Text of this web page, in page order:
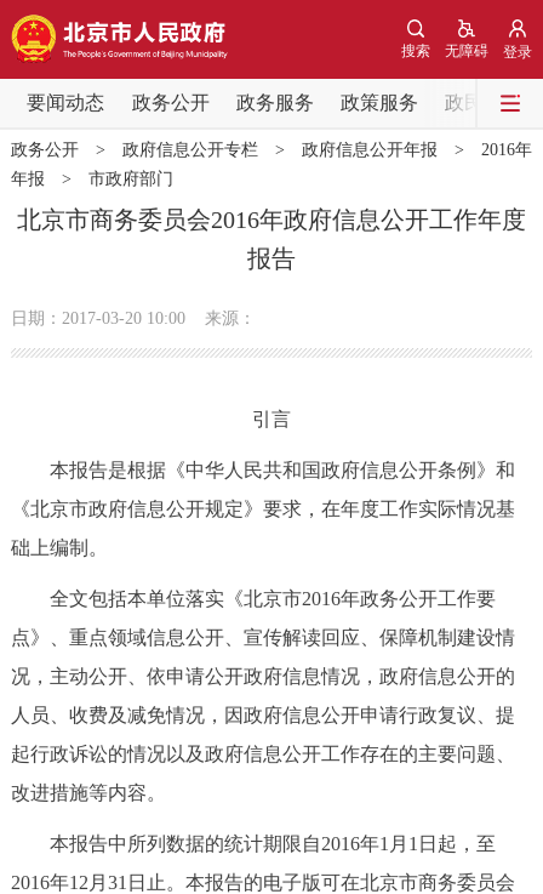
登录
无障碍
搜索
要闻动态 政务公开 政务服务 政策服务 政民互动
要闻动态
党中央精神 国务院信息 中央部委动态
北京要闻 会议信息 部门动态
机构职能
政策兑现 政策解读 回应关切
政务服务
便民服务 利企服务 投资项目
中介服务 阳光政务
政务公开> 政府信息公开专栏> 政府信息公开年报 > 2016年
年报 > 市政府部门
北京市商务委员会2016年政府信息公开工作年度
报告
日期：2017-03-20 10:00 来源：
引言
本报告是根据《中华人民共和国政府信息公开条例》和
《北京市政府信息公开规定》要求，在年度工作实际情况基
础上编制。
全文包括本单位落实《北京市2016年政务公开工作要
点》、重点领域信息公开、宣传解读回应、保障机制建设情
况，主动公开、依申请公开政府信息情况，政府信息公开的
人员、收费及减免情况，因政府信息公开申请行政复议、提
起行政诉讼的情况以及政府信息公开工作存在的主要问题、
改进措施等内容。
本报告中所列数据的统计期限自2016年1月1日起，至
2016年12月31日止。本报告的电子版可在北京市商务委员会